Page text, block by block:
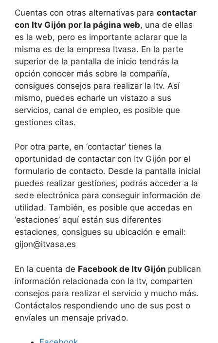
Cuentas con otras alternativas para contactar
con Itv Gijón por la página web, una de ellas
es la web, pero es importante aclarar que la
misma es de la empresa Itvasa. En la parte
superior de la pantalla de inicio tendrás la
opción conocer más sobre la compañía,
consigues consejos para realizar la Itv. Así
mismo, puedes echarle un vistazo a sus
servicios, canal de empleo, es posible que
gestiones citas.
Por otra parte, en ‘contactar’ tienes la
oportunidad de contactar con Itv Gijón por el
formulario de contacto. Desde la pantalla inicial
puedes realizar gestiones, podrás acceder a la
sede electrónica para conseguir información de
utilidad. También, es posible que accedas en
‘estaciones’ aquí están sus diferentes
estaciones, consigues su ubicación e email:
gijon@itvasa.es
En la cuenta de Facebook de Itv Gijón publican
información relacionada con la Itv, comparten
consejos para realizar el servicio y mucho más.
Contáctalos respondiendo uno de sus post o
envíales un mensaje privado.